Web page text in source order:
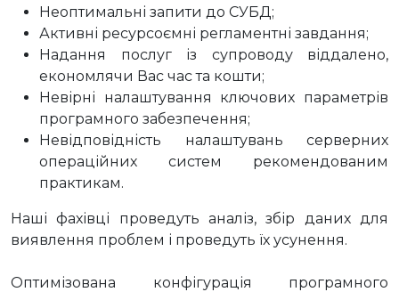
Неоптимальні запити до СУБД;
Активні ресурсоємні регламентні завдання;
Надання послуг із супроводу віддалено,
економлячи Вас час та кошти;
Невірні налаштування ключових параметрів
програмного забезпечення;
Невідповідність налаштувань серверних
операційних систем рекомендованим
практикам.
Наші фахівці проведуть аналіз, збір даних для
виявлення проблем і проведуть їх усунення.
Оптимізована конфігурація програмного